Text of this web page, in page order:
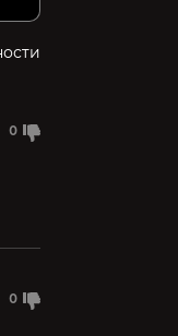
0
0